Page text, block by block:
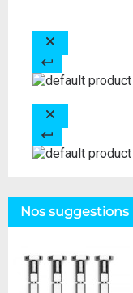
Nos suggestions